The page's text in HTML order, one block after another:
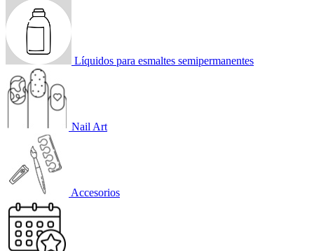
Líquidos para esmaltes semipermanentes
Nail Art
Accesorios